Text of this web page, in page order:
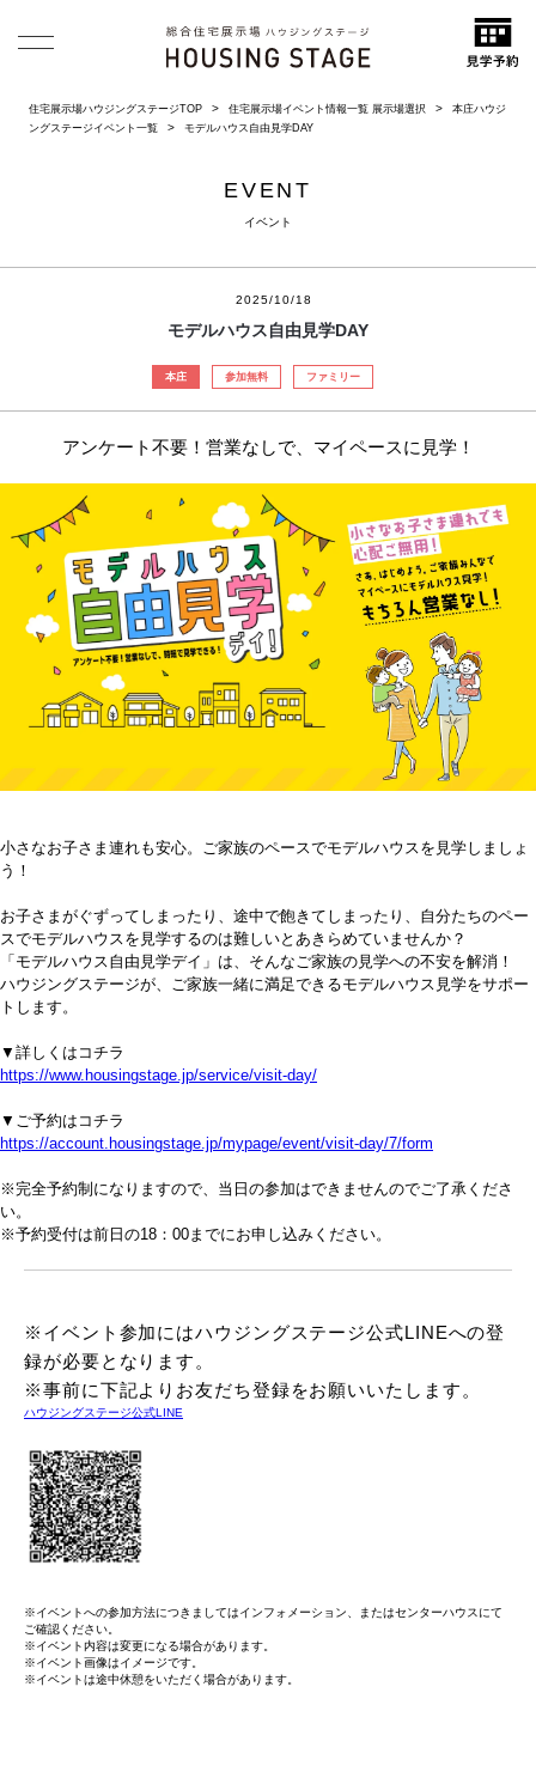
住宅展示場ハウジングステージTOP 住宅展示場イベント情報一覧 展示場選択
本庄ハウジ
ングステージイベント一覧
モデルハウス自由見学DAY
EVENT
イベント
2025/10/18
モデルハウス自由見学DAY
本庄 参加無料 ファミリー
アンケート不要！営業なしで、マイペースに見学！
小さなお子さま連れも安心。ご家族のペースでモデルハウスを見学しましょ
う！
お子さまがぐずってしまったり、途中で飽きてしまったり、自分たちのペー
スでモデルハウスを見学するのは難しいとあきらめていませんか？
「モデルハウス自由見学デイ」は、そんなご家族の見学への不安を解消！
ハウジングステージが、ご家族一緒に満足できるモデルハウス見学をサポー
トします。
▼詳しくはコチラ
https://www.housingstage.jp/service/visit-day/
▼ご予約はコチラ
https://account.housingstage.jp/mypage/event/visit-day/7/form
※完全予約制になりますので、当日の参加はできませんのでご了承くださ
い。
※予約受付は前日の18：00までにお申し込みください。
※イベント参加にはハウジングステージ公式LINEへの登
録が必要となります。
※事前に下記よりお友だち登録をお願いいたします。
ハウジングステージ公式LINE
※イベントへの参加方法につきましてはインフォメーション、またはセンターハウスにて
ご確認ください。
※イベント内容は変更になる場合があります。
※イベント画像はイメージです。
※イベントは途中休憩をいただく場合があります。